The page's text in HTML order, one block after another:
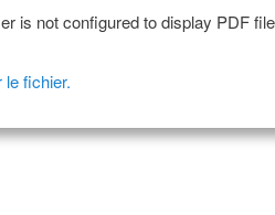
is not configured to display PDF
le fichier.